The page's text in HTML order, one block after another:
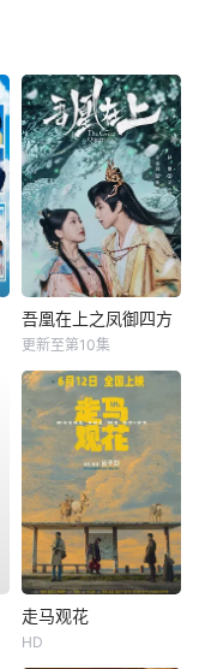
吾凰在上之凤御四方
更新至第10集
走马观花
HD